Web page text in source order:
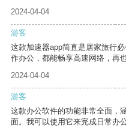
2024-04-04
游客
这款加速器app简直是居家旅行
作办公，都能畅享高速网络，再
2024-04-04
游客
这款办公软件的功能非常全面，
面。我可以使用它来完成日常办